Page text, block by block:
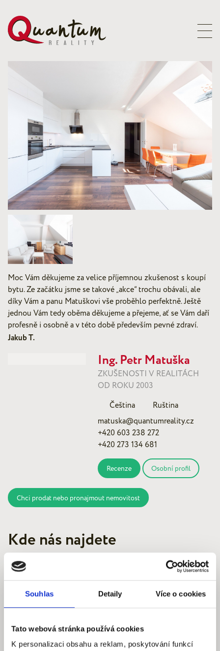
Souhlas Detaily Více o cookies
Tato webová stránka používá cookies
K personalizaci obsahu a reklam, poskytování funkcí
Moc Vám děkujeme za velice příjemnou zkušenost s koupí
bytu. Ze začátku jsme se takové „akce“ trochu obávali, ale
díky Vám a panu Matuškovi vše proběhlo perfektně. Ještě
jednou Vám tedy oběma děkujeme a přejeme, ať se Vám daří
profesně i osobně a v této době především pevné zdraví.
Jakub T.
Ing. Petr Matuška
ZKUŠENOSTI V REALITÁCH
OD ROKU 2003
Čeština
Ruština
matuska@quantumreality.cz
+420 603 238 272
+420 273 134 681
Recenze Osobní profil
Chci prodat nebo pronajmout nemovitost
Kde nás najdete
Quantum reality, spol. s r.o.
120 00 Praha 2 – Vinohrady
IČ: 290‍ 32‍ 792